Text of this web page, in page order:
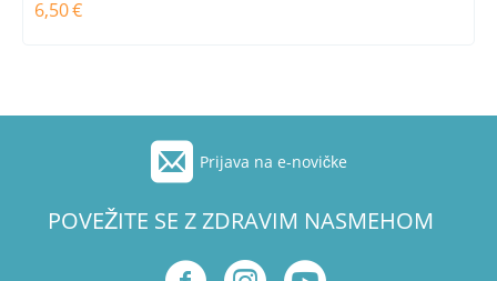
6,50€
Prijava na e-novičke
POVEŽITE SE Z ZDRAVIM NASMEHOM